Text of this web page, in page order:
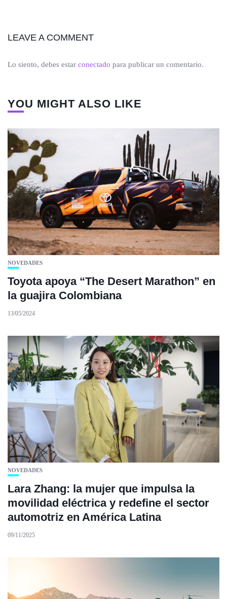
LEAVE A COMMENT
Lo siento, debes estar conectado para publicar un comentario.
YOU MIGHT ALSO LIKE
NOVEDADES
Toyota apoya “The Desert Marathon” en
la guajira Colombiana
13/05/2024
NOVEDADES
Lara Zhang: la mujer que impulsa la
movilidad eléctrica y redefine el sector
automotriz en América Latina
09/11/2025